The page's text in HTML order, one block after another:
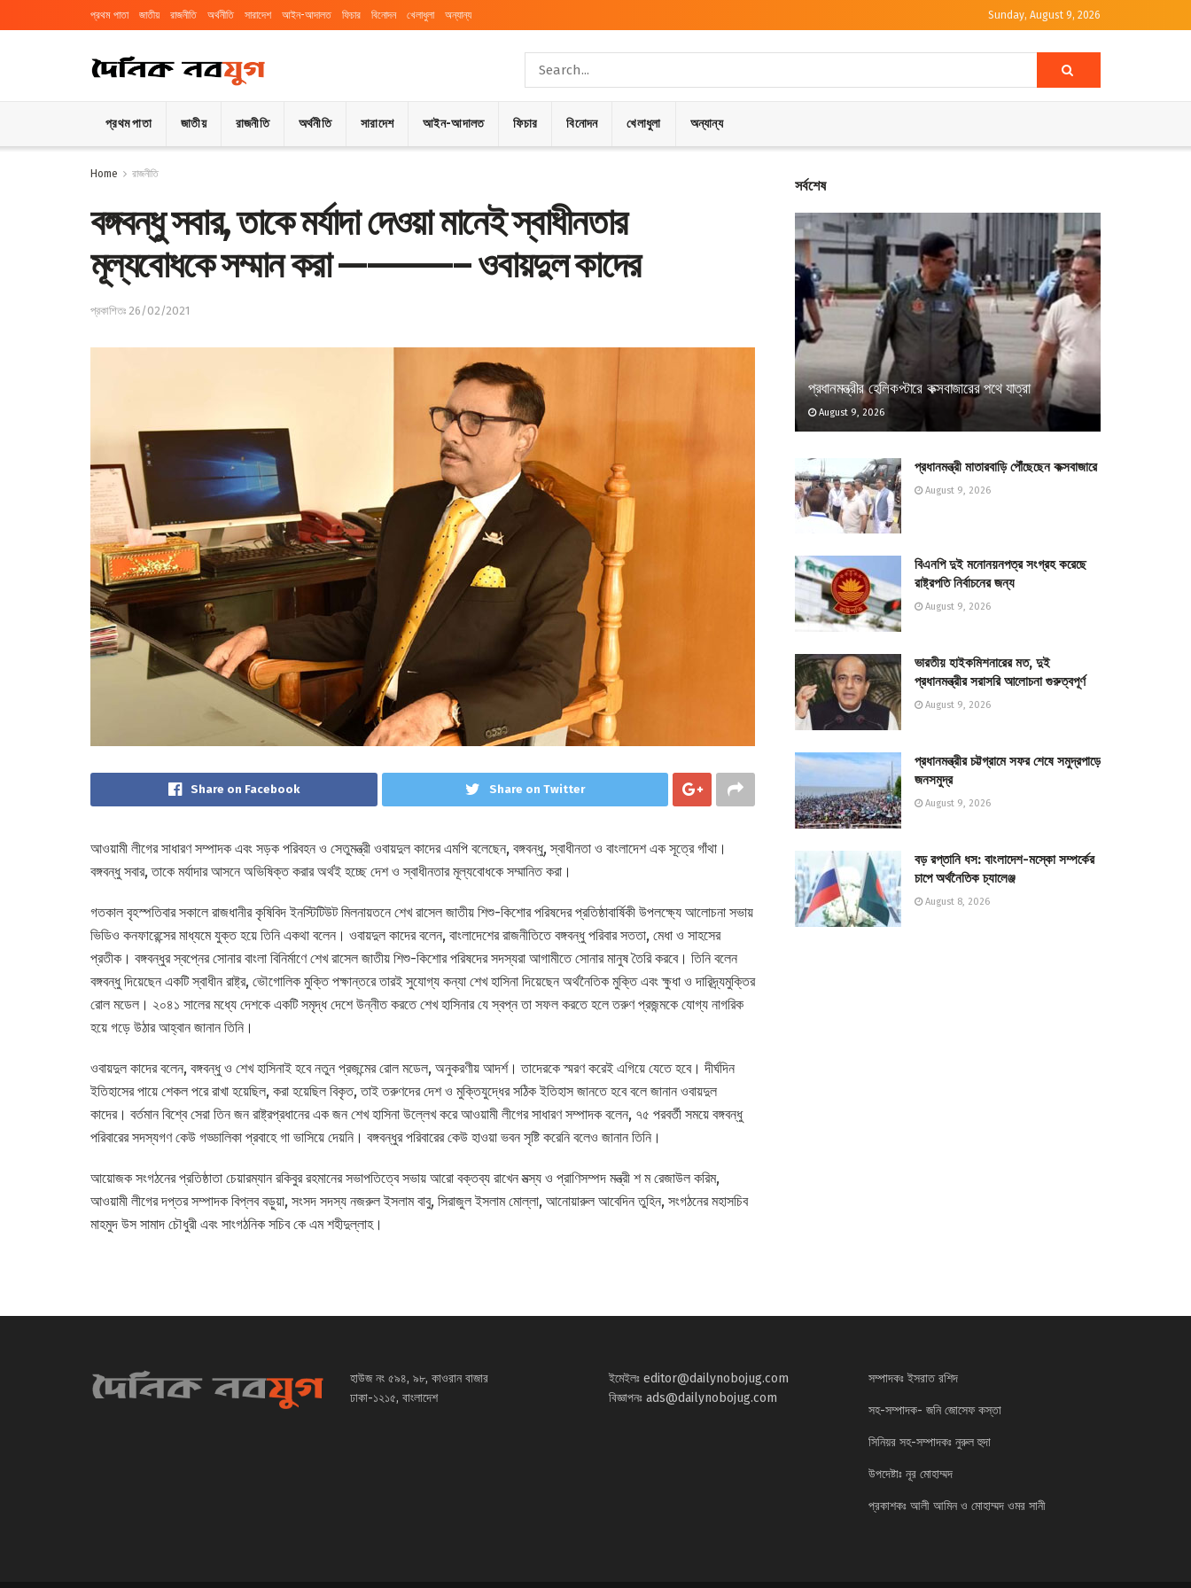
প্রথম পাতা জাতীয় রাজনীতি অর্থনীতি সারাদেশ আইন-আদালত ফিচার বিনোদন খেলাধুলা অন্যান্য Sunday, August 9, 2026
প্রথম পাতা জাতীয় রাজনীতি অর্থনীতি সারাদেশ আইন-আদালত ফিচার বিনোদন খেলাধুলা অন্যান্য
Home রাজনীতি
বঙ্গবন্ধু সবার, তাকে মর্যাদা দেওয়া মানেই স্বাধীনতার
মূল্যবোধকে সম্মান করা ————– ওবায়দুল কাদের
প্রকাশিতঃ 26/02/2021
Share on Facebook Share on Twitter
আওয়ামী লীগের সাধারণ সম্পাদক এবং সড়ক পরিবহন ও সেতুমন্ত্রী ওবায়দুল কাদের এমপি বলেছেন, বঙ্গবন্ধু, স্বাধীনতা ও বাংলাদেশ এক সূত্রে গাঁথা।
বঙ্গবন্ধু সবার, তাকে মর্যাদার আসনে অভিষিক্ত করার অর্থই হচ্ছে দেশ ও স্বাধীনতার মূল্যবোধকে সম্মানিত করা।
গতকাল বৃহস্পতিবার সকালে রাজধানীর কৃষিবিদ ইনস্টিটিউট মিলনায়তনে শেখ রাসেল জাতীয় শিশু-কিশোর পরিষদের প্রতিষ্ঠাবার্ষিকী উপলক্ষ্যে আলোচনা সভায়
ভিডিও কনফারেন্সের মাধ্যমে যুক্ত হয়ে তিনি একথা বলেন। ওবায়দুল কাদের বলেন, বাংলাদেশের রাজনীতিতে বঙ্গবন্ধু পরিবার সততা, মেধা ও সাহসের
প্রতীক। বঙ্গবন্ধুর স্বপ্নের সোনার বাংলা বিনির্মাণে শেখ রাসেল জাতীয় শিশু-কিশোর পরিষদের সদস্যরা আগামীতে সোনার মানুষ তৈরি করবে। তিনি বলেন
বঙ্গবন্ধু দিয়েছেন একটি স্বাধীন রাষ্ট্র, ভৌগোলিক মুক্তি পক্ষান্তরে তারই সুযোগ্য কন্যা শেখ হাসিনা দিয়েছেন অর্থনৈতিক মুক্তি এবং ক্ষুধা ও দারিদ্র্যমুক্তির
রোল মডেল। ২০৪১ সালের মধ্যে দেশকে একটি সমৃদ্ধ দেশে উন্নীত করতে শেখ হাসিনার যে স্বপ্ন তা সফল করতে হলে তরুণ প্রজন্মকে যোগ্য নাগরিক
হয়ে গড়ে উঠার আহ্বান জানান তিনি।
ওবায়দুল কাদের বলেন, বঙ্গবন্ধু ও শেখ হাসিনাই হবে নতুন প্রজন্মের রোল মডেল, অনুকরণীয় আদর্শ। তাদেরকে স্মরণ করেই এগিয়ে যেতে হবে। দীর্ঘদিন
ইতিহাসের পায়ে শেকল পরে রাখা হয়েছিল, করা হয়েছিল বিকৃত, তাই তরুণদের দেশ ও মুক্তিযুদ্ধের সঠিক ইতিহাস জানতে হবে বলে জানান ওবায়দুল
কাদের। বর্তমান বিশ্বে সেরা তিন জন রাষ্ট্রপ্রধানের এক জন শেখ হাসিনা উল্লেখ করে আওয়ামী লীগের সাধারণ সম্পাদক বলেন, ৭৫ পরবর্তী সময়ে বঙ্গবন্ধু
পরিবারের সদস্যগণ কেউ গড্ডালিকা প্রবাহে গা ভাসিয়ে দেয়নি। বঙ্গবন্ধুর পরিবারের কেউ হাওয়া ভবন সৃষ্টি করেনি বলেও জানান তিনি।
আয়োজক সংগঠনের প্রতিষ্ঠাতা চেয়ারম্যান রকিবুর রহমানের সভাপতিত্বে সভায় আরো বক্তব্য রাখেন মত্স্য ও প্রাণিসম্পদ মন্ত্রী শ ম রেজাউল করিম,
আওয়ামী লীগের দপ্তর সম্পাদক বিপ্লব বড়ুয়া, সংসদ সদস্য নজরুল ইসলাম বাবু, সিরাজুল ইসলাম মোল্লা, আনোয়ারুল আবেদিন তুহিন, সংগঠনের মহাসচিব
মাহমুদ উস সামাদ চৌধুরী এবং সাংগঠনিক সচিব কে এম শহীদুল্লাহ।
সর্বশেষ
প্রধানমন্ত্রীর হেলিকপ্টারে কক্সবাজারের পথে যাত্রা
August 9, 2026
প্রধানমন্ত্রী মাতারবাড়ি পৌঁছেছেন কক্সবাজারে
August 9, 2026
বিএনপি দুই মনোনয়নপত্র সংগ্রহ করেছে
রাষ্ট্রপতি নির্বাচনের জন্য
August 9, 2026
ভারতীয় হাইকমিশনারের মত, দুই
প্রধানমন্ত্রীর সরাসরি আলোচনা গুরুত্বপূর্ণ
August 9, 2026
প্রধানমন্ত্রীর চট্টগ্রামে সফর শেষে সমুদ্রপাড়ে
জনসমুদ্র
August 9, 2026
বড় রপ্তানি ধস: বাংলাদেশ-মস্কো সম্পর্কের
চাপে অর্থনৈতিক চ্যালেঞ্জ
August 8, 2026
হাউজ নং ৫৯৪, ৯৮, কাওরান বাজার
ঢাকা-১২১৫, বাংলাদেশ
ইমেইলঃ editor@dailynobojug.com
বিজ্ঞাপনঃ ads@dailynobojug.com
সম্পাদকঃ ইসরাত রশিদ
সহ-সম্পাদক- জনি জোসেফ কস্তা
সিনিয়র সহ-সম্পাদকঃ নুরুল হুদা
উপদেষ্টাঃ নূর মোহাম্মদ
প্রকাশকঃ আলী আমিন ও মোহাম্মদ ওমর সানী